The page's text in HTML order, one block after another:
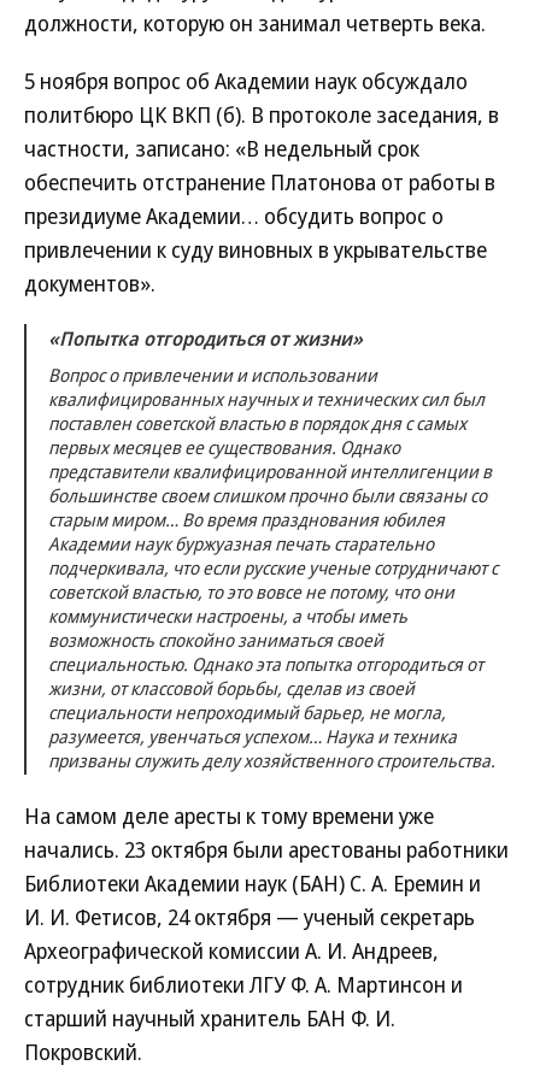
должности, которую он занимал четверть века.
5 ноября вопрос об Академии наук обсуждало
политбюро ЦК ВКП (б). В протоколе заседания, в
частности, записано: «В недельный срок
обеспечить отстранение Платонова от работы в
президиуме Академии… обсудить вопрос о
привлечении к суду виновных в укрывательстве
документов».
«Попытка отгородиться от жизни»
Вопрос о привлечении и использовании
квалифицированных научных и технических сил был
поставлен советской властью в порядок дня с самых
первых месяцев ее существования. Однако
представители квалифицированной интеллигенции в
большинстве своем слишком прочно были связаны со
старым миром… Во время празднования юбилея
Академии наук буржуазная печать старательно
подчеркивала, что если русские ученые сотрудничают с
советской властью, то это вовсе не потому, что они
коммунистически настроены, а чтобы иметь
возможность спокойно заниматься своей
специальностью. Однако эта попытка отгородиться от
жизни, от классовой борьбы, сделав из своей
специальности непроходимый барьер, не могла,
разумеется, увенчаться успехом… Наука и техника
призваны служить делу хозяйственного строительства.
На самом деле аресты к тому времени уже
начались. 23 октября были арестованы работники
Библиотеки Академии наук (БАН) С. А. Еремин и
И. И. Фетисов, 24 октября — ученый секретарь
Археографической комиссии А. И. Андреев,
сотрудник библиотеки ЛГУ Ф. А. Мартинсон и
старший научный хранитель БАН Ф. И.
Покровский.